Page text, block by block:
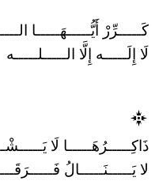
كَـــــرِّرْ أَيُّـــــهَـــــا
لَا إِلَـــــه إِلَّا الـــــلـــــه
ذَاكِـــــرُهَـــــا لَا
لا يَـــــنَـــــالُ